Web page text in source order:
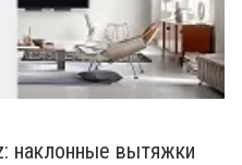
наклонные вытяжки